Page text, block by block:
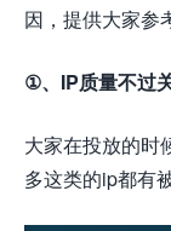
因，提供大家参
①、IP质量不过
大家在投放的时
多这类的ip都有